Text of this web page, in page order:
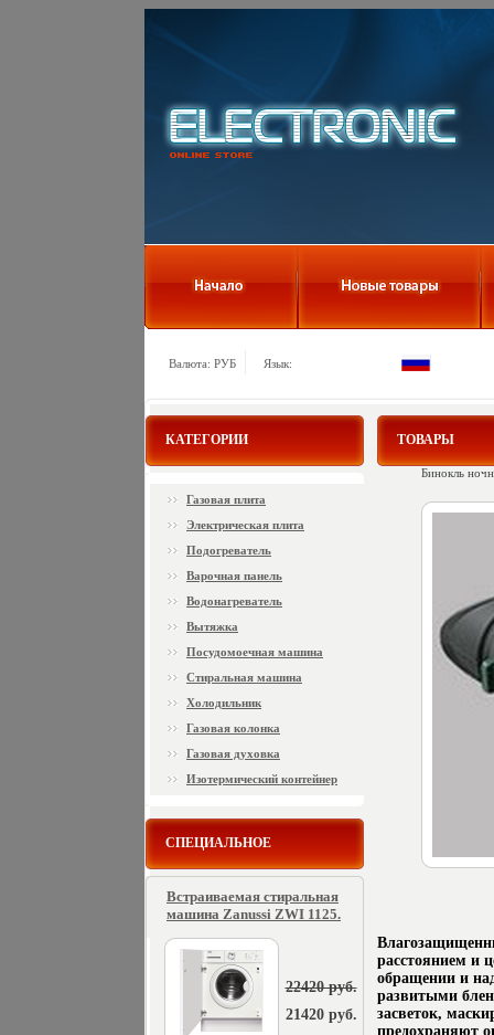
Валюта: РУБ Язык:
КАТЕГОРИИ
Газовая плита
Электрическая плита
Подогреватель
Варочная панель
Водонагреватель
Вытяжка
Посудомоечная машина
Стиральная машина
Холодильник
Газовая колонка
Газовая духовка
Изотермический контейнер
СПЕЦИАЛЬНОЕ
Встраиваемая стиральная
машина Zanussi ZWI 1125.
22420 руб.
21420 руб.
ТОВАРЫ
Бинокль
расстоянием и
обращении и
развитыми
засветок,
предохраняют